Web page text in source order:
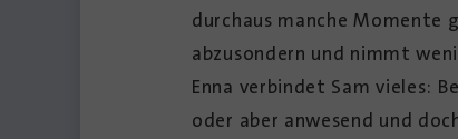
durchaus manche Momente
abzusondern und nimmt
Enna verbindet Sam vieles:
oder aber anwesend und